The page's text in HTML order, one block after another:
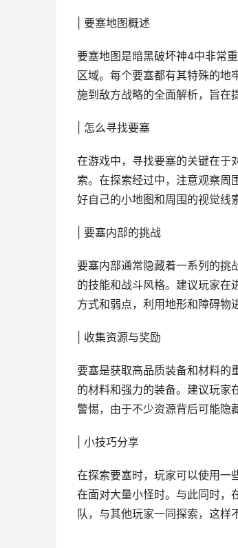
| 要塞地图概述
要塞地图是暗黑破坏神4中非常
区域。每个要塞都有其特殊的地
施到敌方战略的全面解析，旨在
| 怎么寻找要塞
在游戏中，寻找要塞的关键在于
索。在探索经过中，注意观察周
好自己的小地图和周围的视觉线
| 要塞内部的挑战
要塞内部通常隐藏着一系列的挑
的技能和战斗风格。建议玩家在
方式和弱点，利用地形和障碍物
| 收集资源与奖励
要塞是获取高品质装备和材料的
的材料和强力的装备。建议玩家
警惕，由于不少资源背后可能隐
| 小技巧分享
在探索要塞时，玩家可以使用一
在面对大量小怪时。与此同时，
队，与其他玩家一同探索，这样